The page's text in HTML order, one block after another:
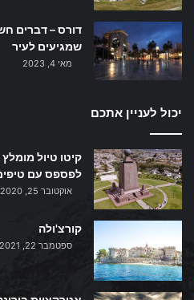
דורס – דברים
שמגיעים לעיר
מאי 4, 2023
יכול לעניין אתכם
קיטו טיול
לפספס עם
אוקטובר 25, 2020
קורצ'ולה
ספטמבר 22, 2021